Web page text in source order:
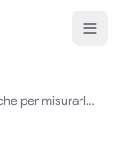
Prestazioni delle Cold Email: Metriche per misurarle e migliorarle